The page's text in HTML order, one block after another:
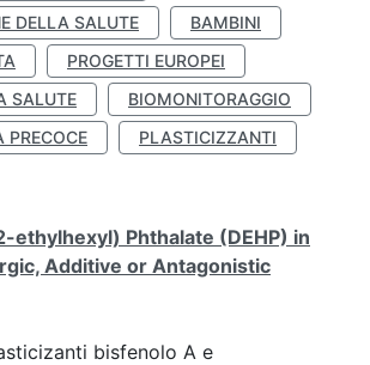
DELLA SALUTE
BAMBINI
PROGETTI EUROPEI
SALUTE
BIOMONITORAGGIO
PRECOCE
PLASTICIZZANTI
ethylhexyl) Phthalate (DEHP) in
Additive or Antagonistic
bisfenolo A e